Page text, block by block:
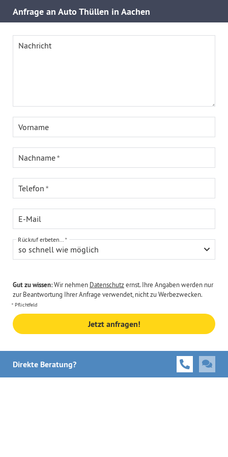
Anfrage an Auto Thüllen in Aachen
Nachricht
Vorname
Nachname
Telefon
E-Mail
so schnell wie möglich
Rückruf erbeten...
Gut zu wissen:Wir nehmen Datenschutzernst. Ihre Angaben werden nur
zur Beantwortung Ihrer Anfrage verwendet, nicht zu Werbezwecken.
Pflichtfeld
Jetzt anfragen!
Direkte Beratung?